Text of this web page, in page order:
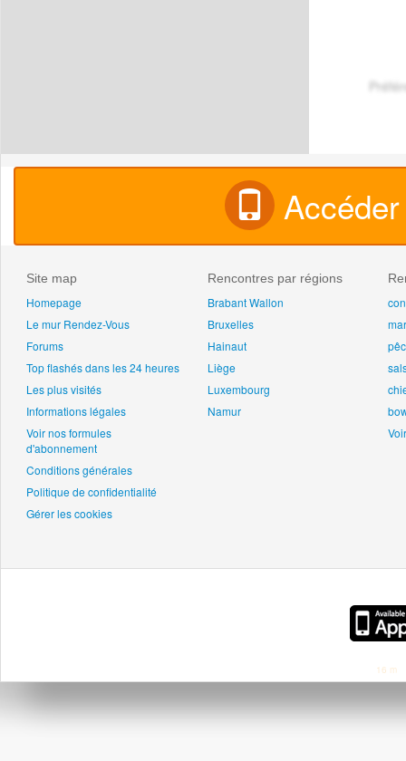
Site map
Homepage
Le mur Rendez-Vous
Forums
Top flashés dans les 24 heures
Les plus visités
Informations légales
Voir nos formules
d'abonnement
Conditions générales
Politique de confidentialité
Gérer les cookies
Rencontres par régions
Brabant Wallon
Bruxelles
Hainaut
Liège
Luxembourg
Namur
16 m